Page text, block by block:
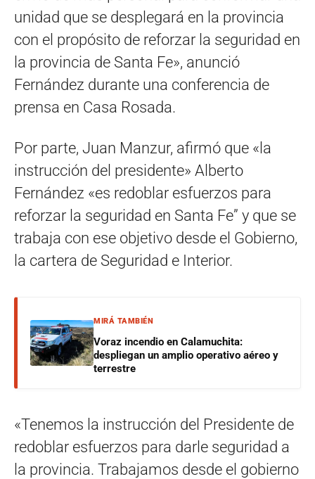
unidad que se desplegará en la provincia
con el propósito de reforzar la seguridad en
la provincia de Santa Fe», anunció
Fernández durante una conferencia de
prensa en Casa Rosada.
Por parte, Juan Manzur, afirmó que «la
instrucción del presidente» Alberto
Fernández «es redoblar esfuerzos para
reforzar la seguridad en Santa Fe” y que se
trabaja con ese objetivo desde el Gobierno,
la cartera de Seguridad e Interior.
MIRÁ TAMBIÉN
Voraz incendio en Calamuchita:
despliegan un amplio operativo aéreo y
terrestre
«Tenemos la instrucción del Presidente de
redoblar esfuerzos para darle seguridad a
la provincia. Trabajamos desde el gobierno